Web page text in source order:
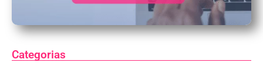
Categorias